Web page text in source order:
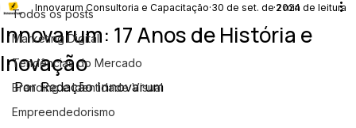
Todos os posts
Marketing Digital
Tendências do Mercado
Branding e Identidade Visual
Empreendedorismo
Innovarum: 17 Anos de História e
Inovação
Innovarum Consultoria e Capacitação 30 de set. de 20242 min de leitura
Por Redação Innovarum